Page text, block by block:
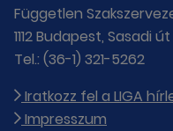
Független
1112 Budapest, Sasadi út
Tel.: (36-1) 321-5262
Iratkozz fel a LIGA
Impresszum